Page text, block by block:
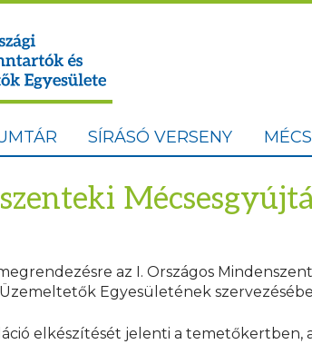
SÍRÁSÓ VERSENY
az I. Országos
Egyesületének
elkészítését jelenti a